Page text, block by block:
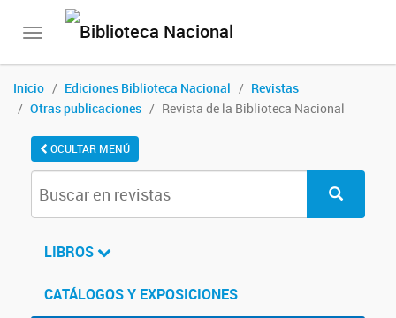
Toggle
Inicio Ediciones Biblioteca Nacional
Revistas
Otras publicaciones
Revista de la Biblioteca Nacional
OCULTAR MENÚ
LIBROS
CATÁLOGOS Y EXPOSICIONES